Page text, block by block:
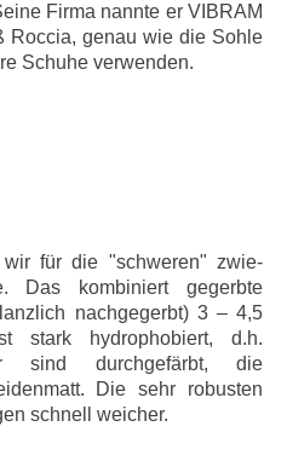
Firma nannte er VIBRAM
Roccia, genau wie die Sohle
Schuhe verwenden.
für die "schweren" zwie-
Das kombiniert gegerbte
nachgegerbt) 3 – 4,5
stark hydrophobiert, d.h.
sind durchgefärbt, die
Die sehr robusten
schnell weicher.